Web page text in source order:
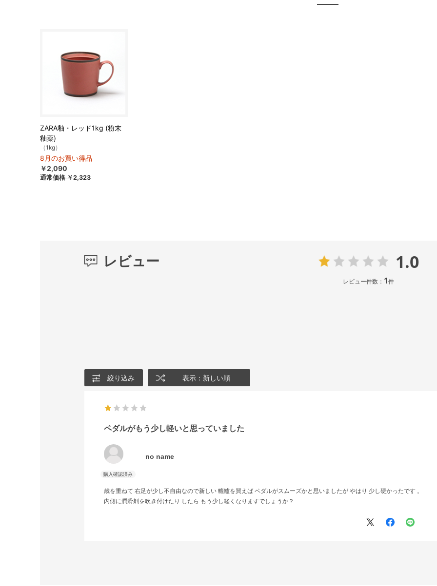
ZARA釉・レッド1kg (粉末
釉薬)
（1kg）
8月のお買い得品
￥2,090
通常価格￥2,323
レビュー 1.0
レビュー件数： 1件
絞り込み 表示：新しい順
ペダルがもう少し軽いと思っていました
no name
歳を重ねて 右足が少し不自由なので新しい 轆轤を買えば ペダルがスムーズかと思いましたが やはり 少し硬かったです 。
内側に潤滑剤を吹き付けたり したら もう少し軽くなりますでしょうか？